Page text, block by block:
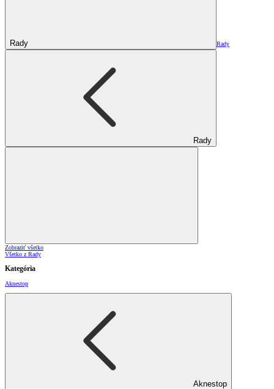
Rady Rady
Rady
Zobraziť všetko
Všetko z Rady
Kategória
Aknestop
Aknestop